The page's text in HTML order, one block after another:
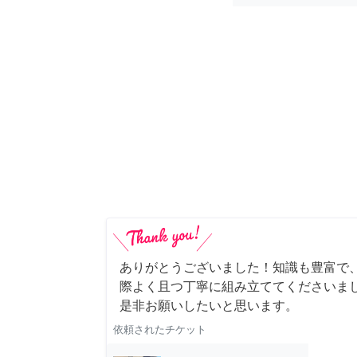
ありがとうございました！知識も豊富で
際よく且つ丁寧に組み立ててくださいま
是非お願いしたいと思います。
依頼されたチケット